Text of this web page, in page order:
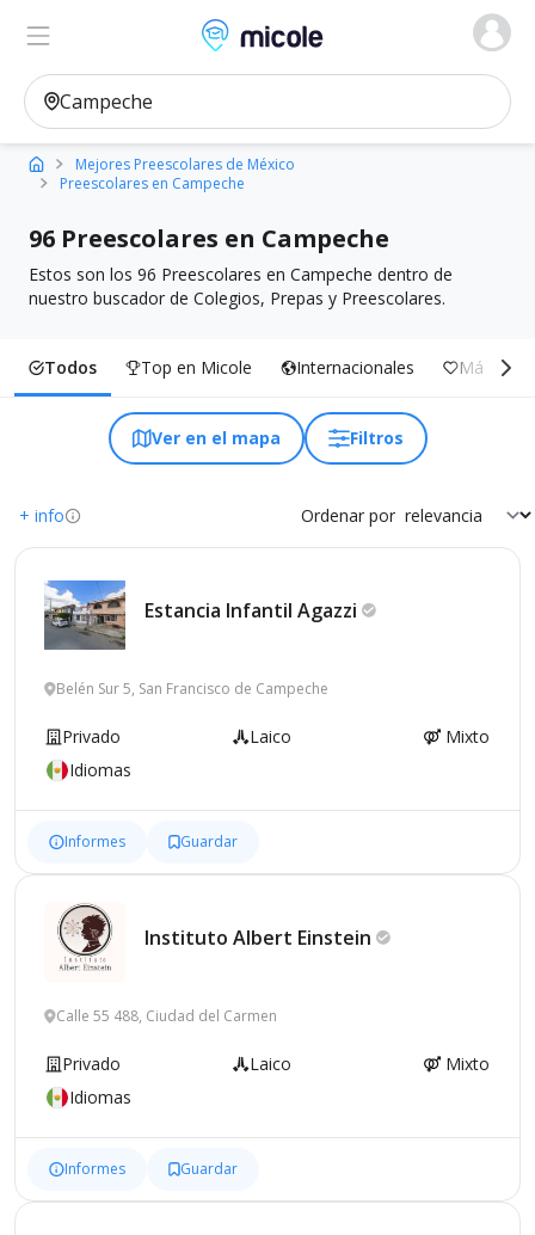
Micole, buscador de colegios
Ver en el mapa
Mejores Preescolares de México
Preescolares en Campeche
96 Preescolares en Campeche
Estos son los 96 Preescolares en Campeche dentro de
nuestro buscador de Colegios, Prepas y Preescolares.
Todos Top en Micole Internacionales Más
Ver en el mapa Filtros
+ info Ordenar por
Estancia Infantil Agazzi
Belén Sur 5, San Francisco de Campeche
Privado Laico
Mixto
Idiomas
Informes Guardar
Instituto Albert Einstein
Calle 55 488, Ciudad del Carmen
Privado Laico
Mixto
Idiomas
Informes Guardar